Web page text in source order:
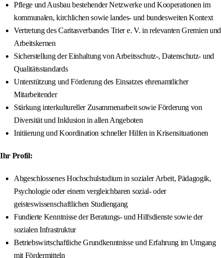
Pflege und Ausbau bestehender Netzwerke und Kooperationen im
kommunalen, kirchlichen sowie landes- und bundesweiten Kontext
Vertretung des Caritasverbandes Trier e. V. in relevanten Gremien und
Arbeitskernen
Sicherstellung der Einhaltung von Arbeitsschutz-, Datenschutz- und
Qualitätsstandards
Unterstützung und Förderung des Einsatzes ehrenamtlicher
Mitarbeitender
Stärkung interkultureller Zusammenarbeit sowie Förderung von
Diversität und Inklusion in allen Angeboten
Initiierung und Koordination schneller Hilfen in Krisensituationen
Ihr Profil:
Abgeschlossenes Hochschulstudium in sozialer Arbeit, Pädagogik,
Psychologie oder einem vergleichbaren sozial- oder
geisteswissenschaftlichen Studiengang
Fundierte Kenntnisse der Beratungs- und Hilfsdienste sowie der
sozialen Infrastruktur
Betriebswirtschaftliche Grundkenntnisse und Erfahrung im Umgang
mit Fördermitteln